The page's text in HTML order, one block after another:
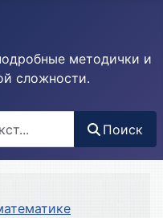
методички и
сложности.
Поиск